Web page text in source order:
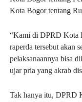
Kota Bogor tentang
“Kami di DPRD Kota
raperda tersebut akan
pelaksanaannya bisa
ujar pria yang akrab
Tak hanya itu, DPRD